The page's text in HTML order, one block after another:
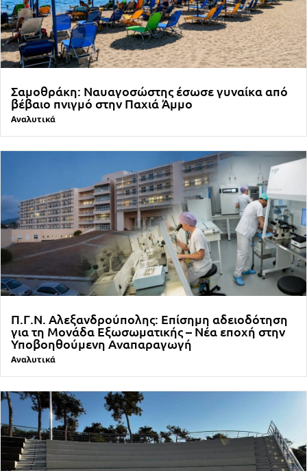
Σαμοθράκη: Ναυαγοσώστης έσωσε γυναίκα από
βέβαιο πνιγμό στην Παχιά Άμμο
Αναλυτικά
Π.Γ.Ν. Αλεξανδρούπολης: Επίσημη αδειοδότηση
για τη Μονάδα Εξωσωματικής – Νέα εποχή στην
Υποβοηθούμενη Αναπαραγωγή
Αναλυτικά